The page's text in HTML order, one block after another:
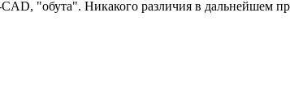
"обута". Никакого различия в дальнейшем